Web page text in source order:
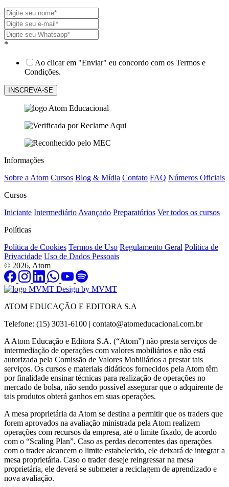
*
Ao clicar em "Enviar" eu concordo com os Termos e
Condições.
Informações
Sobre a Atom Cursos Blog & Mídia Contato FAQ Números Oficiais
Cursos
Iniciante Intermediário Avançado Preparatórios Ver todos os cursos
Políticas
Política de Cookies Termos de Uso Regulamento Geral Política de
Privacidade Uso de Dados Pessoais
© 2026, Atom
Design by MVMT
ATOM EDUCAÇÃO E EDITORA S.A
Telefone: (15) 3031-6100 | contato@atomeducacional.com.br
A Atom Educação e Editora S.A. (“Atom”) não presta serviços de
intermediação de operações com valores mobiliários e não está
autorizada pela Comissão de Valores Mobiliários a prestar tais
serviços. Os cursos e materiais didáticos fornecidos pela Atom têm
por finalidade ensinar técnicas para realização de operações no
mercado de bolsa, não sendo possível assegurar que o adquirente de
tais produtos obterá ganhos em suas operações.
A mesa proprietária da Atom se destina a permitir que os traders que
forem aprovados na avaliação ministrada pela Atom realizem
operações com recursos da empresa, até o limite fixado, de acordo
com o “Scaling Plan”. Caso as perdas decorrentes das operações
com o trader alcancem o limite estabelecido, ele deixará de integrar a
mesa proprietária. Caso o trader deseje reingressar na mesa
proprietária, ele deverá se submeter a reciclagem de aprendizado e
nova avaliação.